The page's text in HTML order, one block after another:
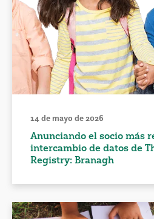
14 de mayo de 2026
Anunciando el socio más
intercambio de datos de
Registry: Branagh